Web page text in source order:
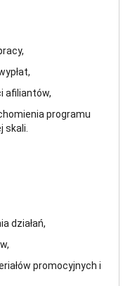
afiliantów,
programu
skali.
działań,
promocyjnych i